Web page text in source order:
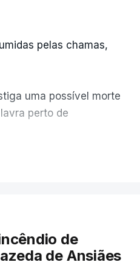
pelas chamas,
uma possível morte
perto de
ELEMENT
de
de Ansiães